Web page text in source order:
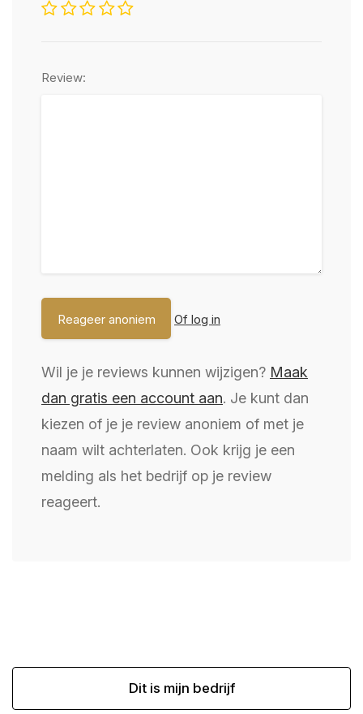
Review:
Of log in
Wil je je reviews kunnen wijzigen? Maak
dan gratis een account aan. Je kunt dan
kiezen of je je review anoniem of met je
naam wilt achterlaten. Ook krijg je een
melding als het bedrijf op je review
reageert.
Dit is mijn bedrijf